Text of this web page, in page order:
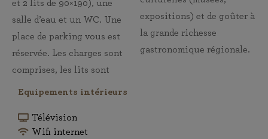
et 2 lits de 90×190), une
salle d’eau et un WC. Une
place de parking vous est
réservée. Les charges sont
comprises, les lits sont
expositions) et de goûter à
la grande richesse
gastronomique régionale.
Equipements intérieurs
Télévision
Wifi internet